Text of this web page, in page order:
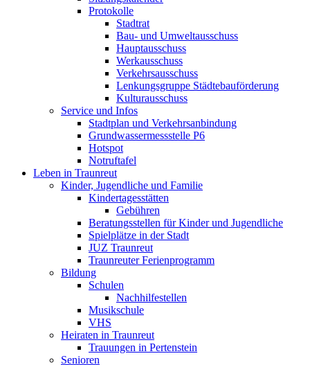
Protokolle
Stadtrat
Bau- und Umweltausschuss
Hauptausschuss
Werkausschuss
Verkehrsausschuss
Lenkungsgruppe Städtebauförderung
Kulturausschuss
Service und Infos
Stadtplan und Verkehrsanbindung
Grundwassermessstelle P6
Hotspot
Notruftafel
Leben in Traunreut
Kinder, Jugendliche und Familie
Kindertagesstätten
Gebühren
Beratungsstellen für Kinder und Jugendliche
Spielplätze in der Stadt
JUZ Traunreut
Traunreuter Ferienprogramm
Bildung
Schulen
Nachhilfestellen
Musikschule
VHS
Heiraten in Traunreut
Trauungen in Pertenstein
Senioren